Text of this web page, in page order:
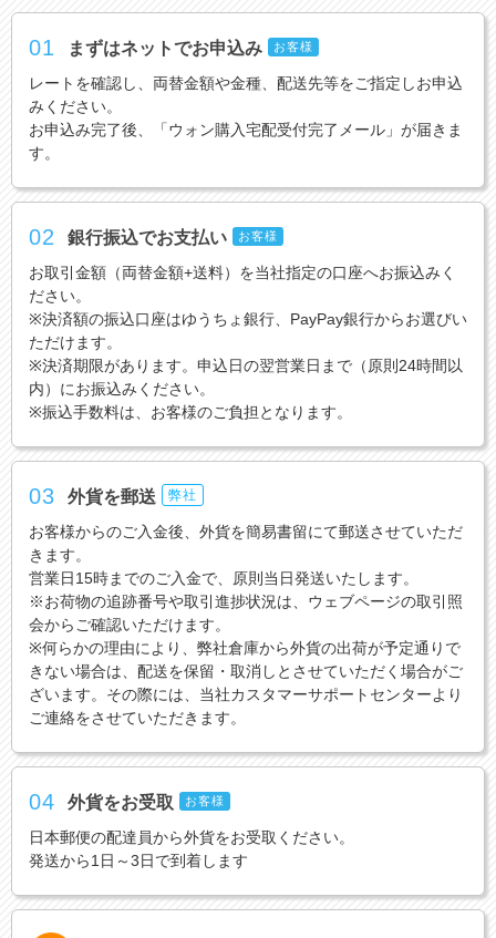
01 まずはネットでお申込み お客様
レートを確認し、両替金額や金種、配送先等をご指定しお申込
みください。
お申込み完了後、「ウォン購入宅配受付完了メール」が届きま
す。
02 銀行振込でお支払い お客様
お取引金額（両替金額+送料）を当社指定の口座へお振込みく
ださい。
※決済額の振込口座はゆうちょ銀行、PayPay銀行からお選びい
ただけます。
※決済期限があります。申込日の翌営業日まで（原則24時間以
内）にお振込みください。
※振込手数料は、お客様のご負担となります。
03 外貨を郵送 弊社
お客様からのご入金後、外貨を簡易書留にて郵送させていただ
きます。
営業日15時までのご入金で、原則当日発送いたします。
※お荷物の追跡番号や取引進捗状況は、ウェブページの取引照
会からご確認いただけます。
※何らかの理由により、弊社倉庫から外貨の出荷が予定通りで
きない場合は、配送を保留・取消しとさせていただく場合がご
ざいます。その際には、当社カスタマーサポートセンターより
ご連絡をさせていただきます。
04 外貨をお受取 お客様
日本郵便の配達員から外貨をお受取ください。
発送から1日～3日で到着します